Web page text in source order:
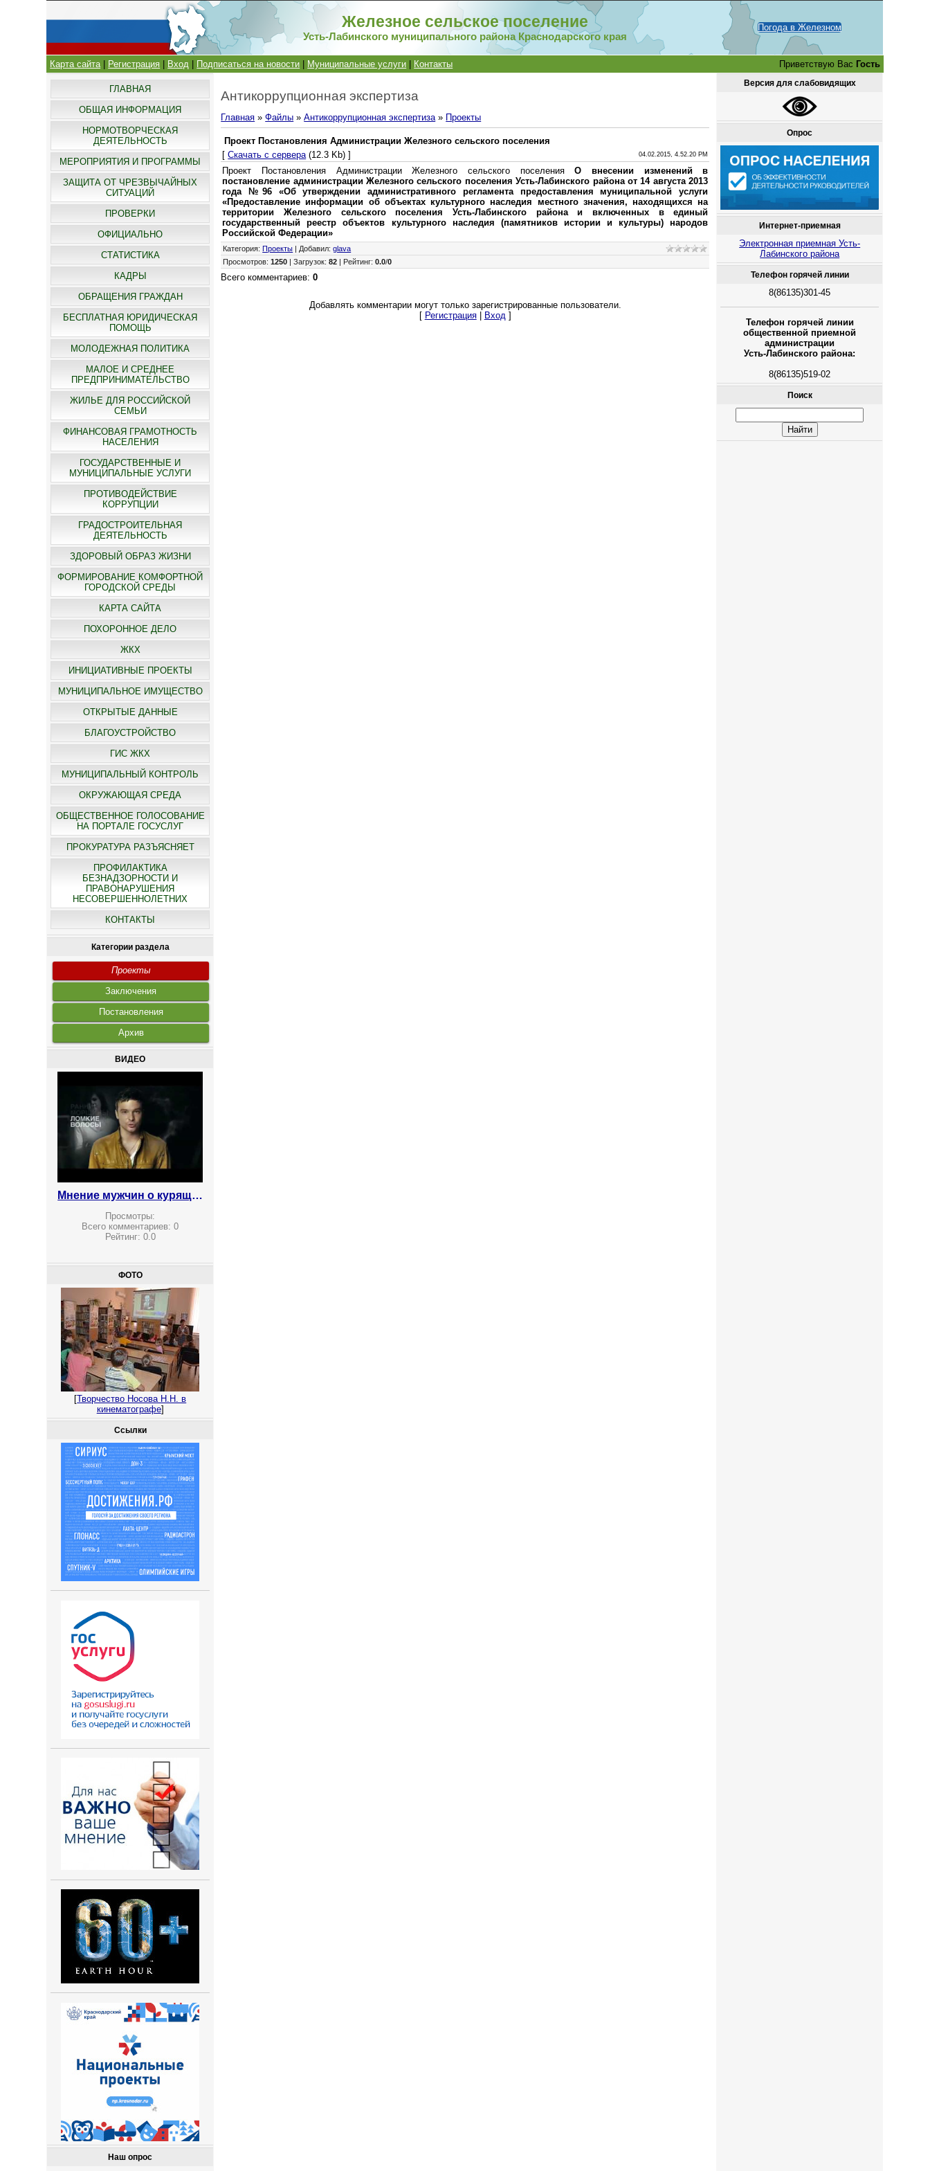
Железное сельское поселение
Усть-Лабинского муниципального района Краснодарского края
Погода в Железном
Карта сайта| Регистрация Вход Подписаться на новости Муниципальные услуги Контакты Приветствую Вас Гость
ГЛАВНАЯ
ОБЩАЯ ИНФОРМАЦИЯ
НОРМОТВОРЧЕСКАЯ
ДЕЯТЕЛЬНОСТЬ
МЕРОПРИЯТИЯ И ПРОГРАММЫ
ЗАЩИТА ОТ ЧРЕЗВЫЧАЙНЫХ
СИТУАЦИЙ
ПРОВЕРКИ
ОФИЦИАЛЬНО
СТАТИСТИКА
КАДРЫ
ОБРАЩЕНИЯ ГРАЖДАН
БЕСПЛАТНАЯ ЮРИДИЧЕСКАЯ
ПОМОЩЬ
МОЛОДЕЖНАЯ ПОЛИТИКА
МАЛОЕ И СРЕДНЕЕ
ПРЕДПРИНИМАТЕЛЬСТВО
ЖИЛЬЕ ДЛЯ РОССИЙСКОЙ
СЕМЬИ
ФИНАНСОВАЯ ГРАМОТНОСТЬ
НАСЕЛЕНИЯ
ГОСУДАРСТВЕННЫЕ И
МУНИЦИПАЛЬНЫЕ УСЛУГИ
ПРОТИВОДЕЙСТВИЕ
КОРРУПЦИИ
ГРАДОСТРОИТЕЛЬНАЯ
ДЕЯТЕЛЬНОСТЬ
ЗДОРОВЫЙ ОБРАЗ ЖИЗНИ
ФОРМИРОВАНИЕ КОМФОРТНОЙ
ГОРОДСКОЙ СРЕДЫ
КАРТА САЙТА
ПОХОРОННОЕ ДЕЛО
ЖКХ
ИНИЦИАТИВНЫЕ ПРОЕКТЫ
МУНИЦИПАЛЬНОЕ ИМУЩЕСТВО
ОТКРЫТЫЕ ДАННЫЕ
БЛАГОУСТРОЙСТВО
ГИС ЖКХ
МУНИЦИПАЛЬНЫЙ КОНТРОЛЬ
ОКРУЖАЮЩАЯ СРЕДА
ОБЩЕСТВЕННОЕ ГОЛОСОВАНИЕ
НА ПОРТАЛЕ ГОСУСЛУГ
ПРОКУРАТУРА РАЗЪЯСНЯЕТ
ПРОФИЛАКТИКА
БЕЗНАДЗОРНОСТИ И
ПРАВОНАРУШЕНИЯ
НЕСОВЕРШЕННОЛЕТНИХ
КОНТАКТЫ
Категории раздела
Проекты
Заключения
Постановления
Архив
ВИДЕО
Мнение мужчин о курящих женщинах
Просмотры:
Всего комментариев:0
Рейтинг: 0.0
ФОТО
[Творчество Носова Н.Н. в
кинематографе]
Ссылки
Наш опрос
Антикоррупционная экспертиза
Главная »Файлы »Антикоррупционная экспертиза» Проекты
Проект Постановления Администрации Железного сельского поселения
[Скачать с сервера(12.3 Kb) ] 04.02.2015, 4.52.20 PM
Проект Постановления Администрации Железного сельского поселенияО внесении изменений в
постановление администрации Железного сельского поселения Усть-Лабинского района от 14 августа 2013
года №96 «Об утверждении административного регламента предоставления муниципальной услуги
«Предоставление информации об объектах культурного наследия местного значения, находящихся на
территории Железного сельского поселения Усть-Лабинского района и включенных в единый
государственный реестр объектов культурного наследия (памятников истории и культуры) народов
Российской Федерации»
Категория: Проекты Добавил:glava
Просмотров:1250 |Загрузок:82 Рейтинг:0.0/0
Всего комментариев:0
Добавлять комментарии могут только зарегистрированные пользователи.
[ Регистрация| Вход]
Версия для слабовидящих
Опрос
Интернет-приемная
Электронная приемная Усть-
Лабинского района
Телефон горячей линии
8(86135)301-45
Телефон горячей линии
общественной приемной
администрации
Усть-Лабинского района:
8(86135)519-02
Поиск